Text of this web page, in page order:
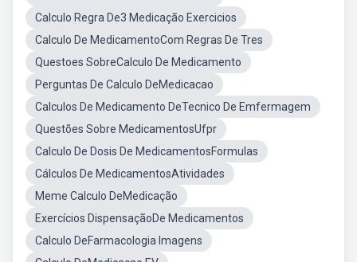
Calculo Regra De3 Medicação Exercicios
Calculo De MedicamentoCom Regras De Tres
Questoes SobreCalculo De Medicamento
Perguntas De Calculo DeMedicacao
Calculos De Medicamento DeTecnico De Emfermagem
Questões Sobre MedicamentosUfpr
Calculo De Dosis De MedicamentosFormulas
Cálculos De MedicamentosAtividades
Meme Calculo DeMedicação
Exercícios DispensaçãoDe Medicamentos
Calculo DeFarmacologia Imagens